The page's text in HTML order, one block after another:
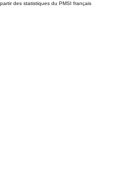
des statistiques du PMSI français